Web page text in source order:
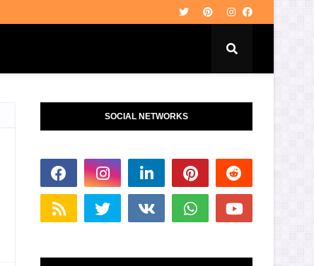
SOCIAL NETWORKS